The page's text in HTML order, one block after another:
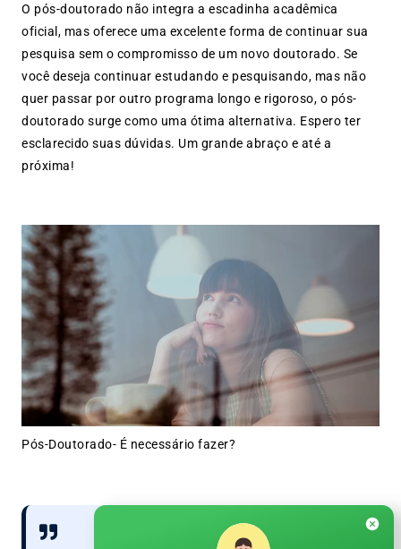
O pós-doutorado não integra a escadinha acadêmica
oficial, mas oferece uma excelente forma de continuar sua
pesquisa sem o compromisso de um novo doutorado. Se
você deseja continuar estudando e pesquisando, mas não
quer passar por outro programa longo e rigoroso, o pós-
doutorado surge como uma ótima alternativa. Espero ter
esclarecido suas dúvidas. Um grande abraço e até a
próxima!
Pós-Doutorado- É necessário fazer?